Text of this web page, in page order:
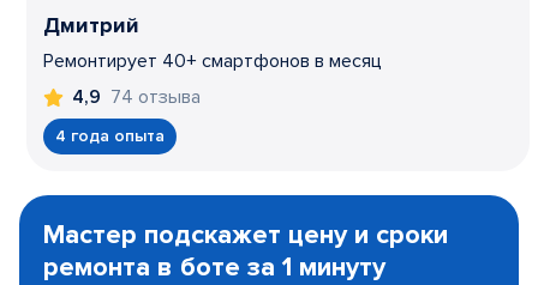
Дмитрий
Ремонтирует 40+ смартфонов в месяц
4,9 74 отзыва
4 года опыта
1
Мастер подскажет цену и сроки
ремонта в боте за 1 минуту